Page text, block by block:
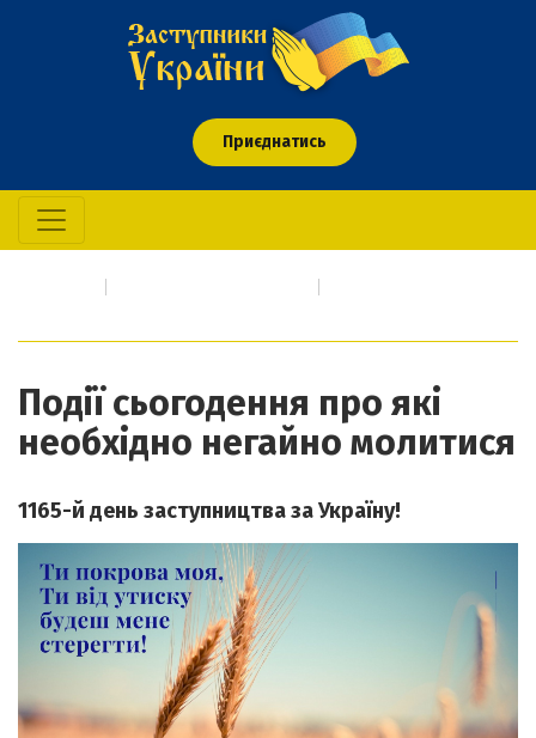
Приєднатись
Події сьогодення про які
необхідно негайно молитися
1165-й день заступництва за Україну!